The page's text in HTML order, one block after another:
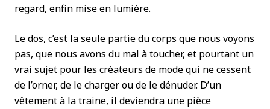
regard, enfin mise en lumière.
Le dos, c’est la seule partie du corps que nous voyons
pas, que nous avons du mal à toucher, et pourtant un
vrai sujet pour les créateurs de mode qui ne cessent
de l’orner, de le charger ou de le dénuder. D’un
vêtement à la traine, il deviendra une pièce